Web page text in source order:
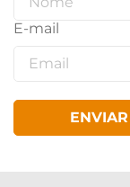
ENVIAR